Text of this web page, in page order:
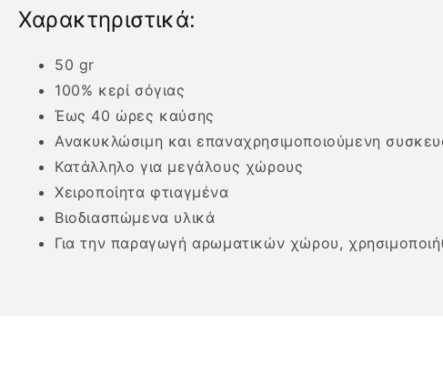
Χαρακτηριστικά:
50 gr
100% κερί σόγιας
Έως 40 ώρες καύσης
Ανακυκλώσιμη και επαναχρησιμοποιούμενη
Κατάλληλο για μεγάλους χώρους
Χειροποίητα φτιαγμένα
Βιοδιασπώμενα υλικά
Για την παραγωγή αρωματικών χώρου,